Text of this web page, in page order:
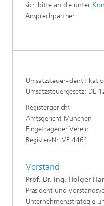
sich bitte an die unter
Ansprechpartner.
Umsatzsteuer-
Umsatzsteuergesetz: DE
Registergericht
Amtsgericht München
Eingetragener Verein
Register-Nr. VR 4461
Vorstand
Prof. Dr.-Ing. Holger
Präsident und
Unternehmensstrategie